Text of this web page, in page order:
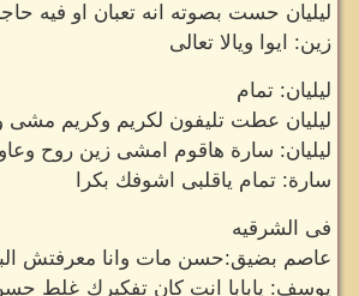
ليليان حست بصوته انه تعبان او فيه
زين: ايوا ويالا تعالى
ليليان: تمام
ليليان عطت تليفون لكريم وكريم
ليليان: سارة هاقوم امشى زين روح
سارة: تمام ياقلبى اشوفك بكرا
فى الشرقيه
عاصم بضيق:حسن مات وانا معرفتش
يوسف: يابابا انت كان تفكيرك غلط